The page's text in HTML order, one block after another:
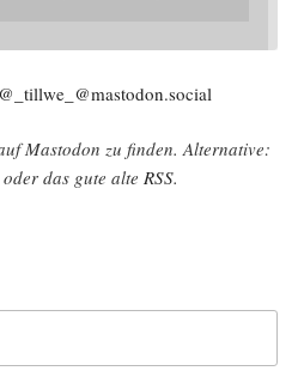
@_tillwe_@mastodon.social
Mast­o­don zu fin­den. Alter­na­ti­ve:
das gute alte RSS.